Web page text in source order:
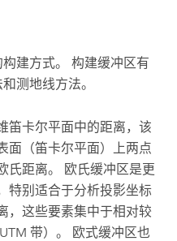
建方式。 构建缓冲区有
测地线方法。
笛卡尔平面中的距离，该
面（笛卡尔平面）上两点
氏距离。 欧氏缓冲区是更
特别适合于分析投影坐标
，这些要素集中于相对较
带）。 欧式缓冲区也